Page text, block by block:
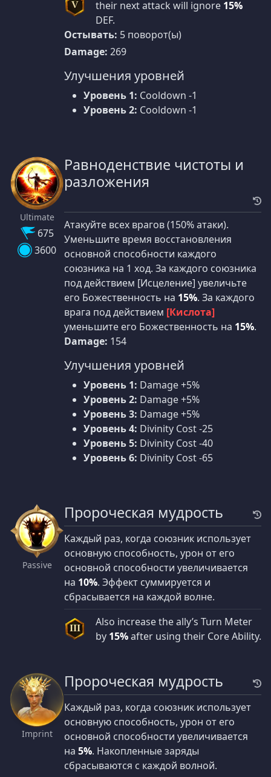
V their next attack will ignore 15%
DEF.
Остывать: 5 поворот(ы)
Damage: 269
Улучшения уровней
Уровень 1: Cooldown -1
Уровень 2: Cooldown -1
Ultimate
675
3600
Равноденствие чистоты и
разложения
Атакуйте всех врагов (150% атаки).
Уменьшите время восстановления
основной способности каждого
союзника на 1 ход. За каждого союзника
под действием [Исцеление] увеличьте
его Божественность на 15%. За каждого
врага под действием [Кислота]
уменьшите его Божественность на 15%.
Damage: 154
Улучшения уровней
Уровень 1: Damage +5%
Уровень 2: Damage +5%
Уровень 3: Damage +5%
Уровень 4: Divinity Cost -25
Уровень 5: Divinity Cost -40
Уровень 6: Divinity Cost -65
Passive
Пророческая мудрость
Каждый раз, когда союзник использует
основную способность, урон от его
основной способности увеличивается
на 10%. Эффект суммируется и
сбрасывается на каждой волне.
III
Also increase the ally’s Turn Meter
by 15%after using their Core Ability.
Imprint
Пророческая мудрость
Каждый раз, когда союзник использует
основную способность, урон от его
основной способности увеличивается
на 5%. Накопленные заряды
сбрасываются с каждой волной.